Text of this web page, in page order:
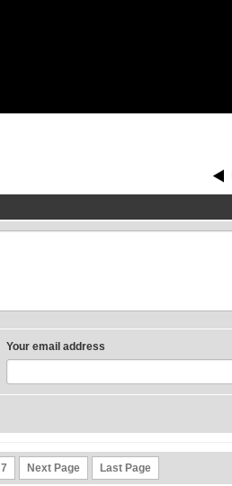
Your email address
7 Next Page Last Page